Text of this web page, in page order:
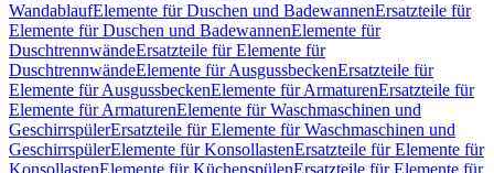
WandablaufElemente für Duschen und BadewannenErsatzteile für
Elemente für Duschen und BadewannenElemente für
DuschtrennwändeErsatzteile für Elemente für
DuschtrennwändeElemente für AusgussbeckenErsatzteile für
Elemente für AusgussbeckenElemente für ArmaturenErsatzteile für
Elemente für ArmaturenElemente für Waschmaschinen und
GeschirrspülerErsatzteile für Elemente für Waschmaschinen und
GeschirrspülerElemente für KonsollastenErsatzteile für Elemente für
KonsollastenElemente für KüchenspülenErsatzteile für Elemente für